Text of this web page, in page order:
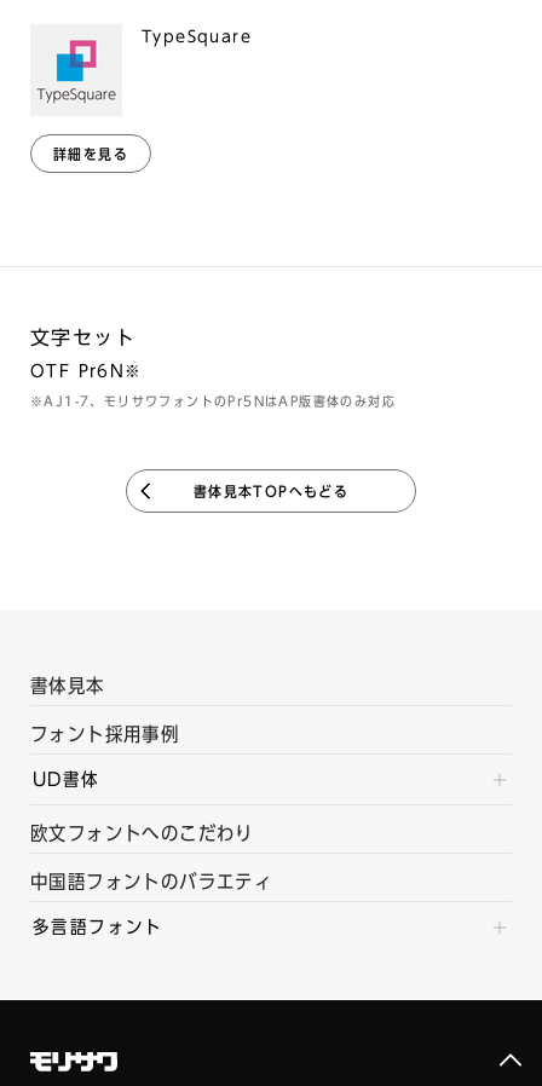
TypeSquare
詳細を見る
文字セット
OTF Pr6N※
※AJ1-7、モリサワフォントのPr5NはAP版書体のみ対応
書体見本TOPへもどる
書体見本
フォント採用事例
UD書体
欧文フォントへのこだわり
中国語フォントのバラエティ
多言語フォント